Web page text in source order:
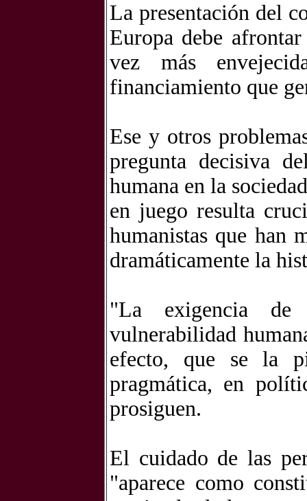
La presentación del
Europa debe
vez más
financiamiento que
Ese y otros
pregunta decisiva
humana en la
en juego resulta
humanistas que han
dramáticamente la
"La exigencia
vulnerabilidad
efecto, que se la
pragmática, en
prosiguen.
El cuidado de las
"aparece como